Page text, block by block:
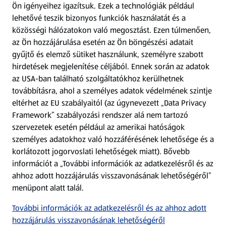
Fizetési lehetőségek
ALDI utalványok
Árcsökkentés
Adattörlő alkalmazás
Szervizpont
(új oldalon nyílik meg)
Fedezz fel minket az interneten!
Töltsd le az ALDI Magyarország applikációt!
Ön igényeihez igazítsuk. Ezek a technológiák például
lehetővé teszik bizonyos funkciók használatát és a
közösségi hálózatokon való megosztást. Ezen túlmenően,
az Ön hozzájárulása esetén az Ön böngészési adatait
gyűjtő és elemző sütiket használunk, személyre szabott
hirdetések megjelenítése céljából. Ennek során az adatok
az USA-ban található szolgáltatókhoz kerülhetnek
továbbításra, ahol a személyes adatok védelmének szintje
eltérhet az EU szabályaitól (az úgynevezett „Data Privacy
Framework” szabályozási rendszer alá nem tartozó
szervezetek esetén például az amerikai hatóságok
személyes adatokhoz való hozzáférésének lehetősége és a
korlátozott jogorvoslati lehetőségek miatt). Bővebb
információt a „További információk az adatkezelésről és az
ahhoz adott hozzájárulás visszavonásának lehetőségéről”
menüpont alatt talál.
További információk az adatkezelésről és az ahhoz adott
hozzájárulás visszavonásának lehetőségéről